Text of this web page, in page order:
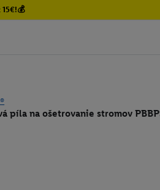
píla na ošetrovanie stromov